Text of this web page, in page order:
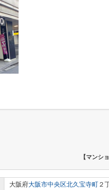
【マンシ
大阪府大阪市中央区北久宝寺町 ２